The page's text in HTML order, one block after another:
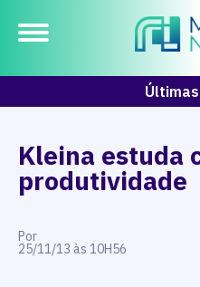
Kleina estuda
produtividade
Por
25/11/13 às 10H56